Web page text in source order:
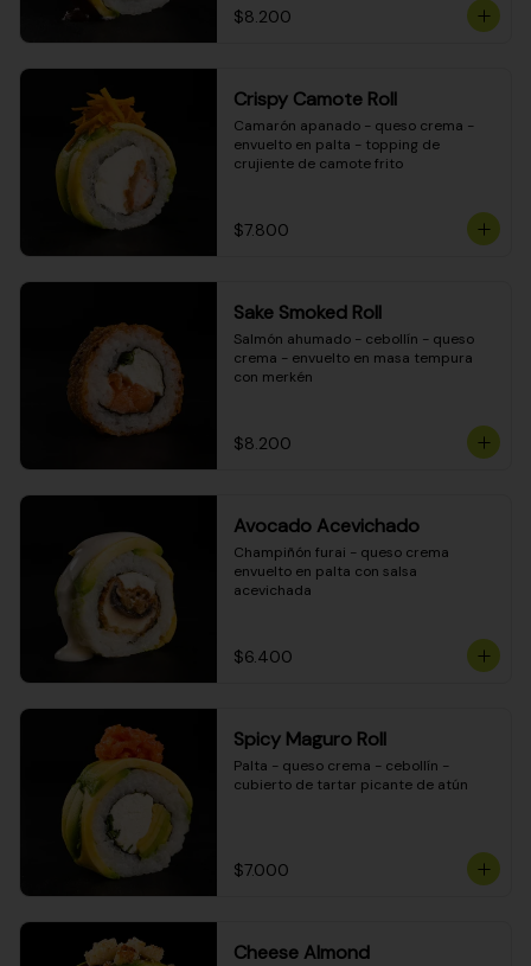
$8.200
Crispy Camote Roll
Camarón apanado - queso crema -
envuelto en palta - topping de
crujiente de camote frito
$7.800
Sake Smoked Roll
Salmón ahumado - cebollín - queso
crema - envuelto en masa tempura
con merkén
$8.200
Avocado Acevichado
Champiñón furai - queso crema
envuelto en palta con salsa
acevichada
$6.400
Spicy Maguro Roll
Palta - queso crema - cebollín -
cubierto de tartar picante de atún
$7.000
Cheese Almond